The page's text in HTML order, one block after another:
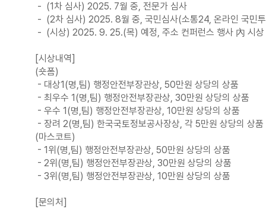
- (1차 심사) 2025. 7월 중, 전문가 심사
- (2차 심사) 2025. 8월 중, 국민심사(소통24, 온라인 국민
- (시상) 2025. 9. 25.(목) 예정, 주소 컨퍼런스 행사 內 시상
[시상내역]
(숏폼)
- 대상1(명,팀) 행정안전부장관상, 50만원 상당의 상품
- 최우수 1(명,팀) 행정안전부장관상, 30만원 상당의 상품
- 우수 1(명,팀) 행정안전부장관상, 10만원 상당의 상품
- 장려 2(명,팀) 한국국토정보공사장상, 각 5만원 상당의 상품
(마스코트)
- 1위(명,팀) 행정안전부장관상, 50만원 상당의 상품
- 2위(명,팀) 행정안전부장관상, 30만원 상당의 상품
- 3위(명,팀) 행정안전부장관상, 10만원 상당의 상품
[문의처]